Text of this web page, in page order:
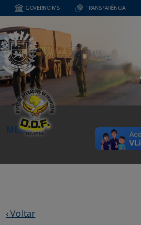
GOVERNO MS TRANSPARÊNCIA
MENU
‹ Voltar